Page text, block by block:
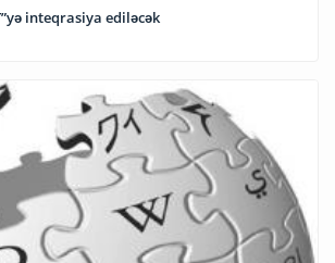
inteqrasiya ediləcək